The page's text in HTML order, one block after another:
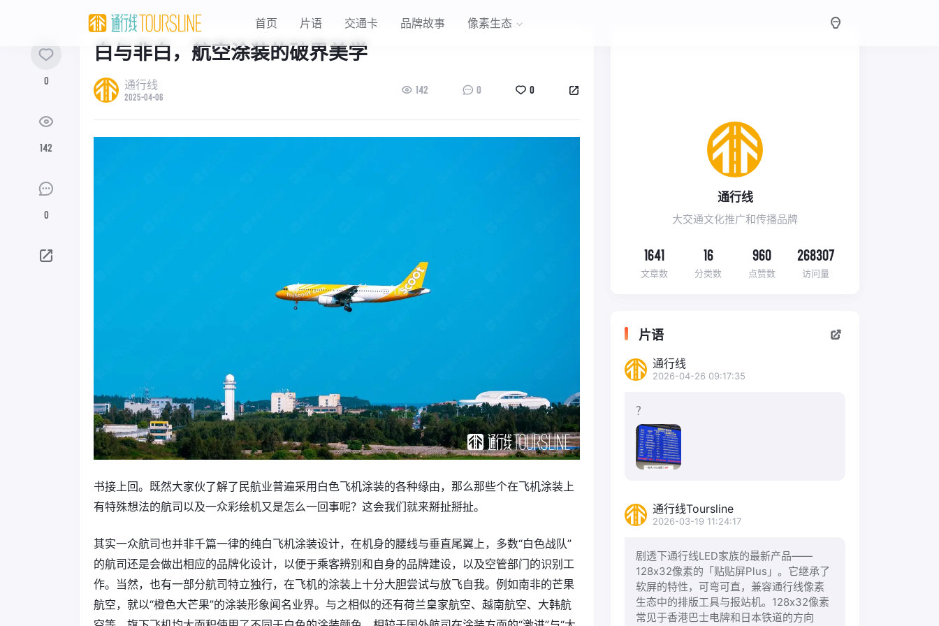
首页 片语 交通卡 品牌故事 像素生态
0
142
0
白与非白，航空涂装的破界美学
通行线
2025-04-06
142 0 0
书接上回。既然大家伙了解了民航业普遍采用白色飞机涂装的各种缘由，那么那些个在飞机涂装上
有特殊想法的航司以及一众彩绘机又是怎么一回事呢？这会我们就来掰扯掰扯。
其实一众航司也并非千篇一律的纯白飞机涂装设计，在机身的腰线与垂直尾翼上，多数“白色战队”
的航司还是会做出相应的品牌化设计，以便于乘客辨别和自身的品牌建设，以及空管部门的识别工
作。当然，也有一部分航司特立独行，在飞机的涂装上十分大胆尝试与放飞自我。例如南非的芒果
航空，就以“橙色大芒果”的涂装形象闻名业界。与之相似的还有荷兰皇家航空、越南航空、大韩航
通行线
大交通文化推广和传播品牌
1641
文章数
16
分类数
960
点赞数
268307
访问量
片语
通行线
2026-04-26 09:17:35
？
通行线Toursline
2026-03-19 11:24:17
剧透下通行线LED家族的最新产品——
128x32像素的「贴贴屏Plus」。它继承了
软屏的特性，可弯可直，兼容通行线像素
生态中的排版工具与报站机。128x32像素
常见于香港巴士电牌和日本铁道的方向